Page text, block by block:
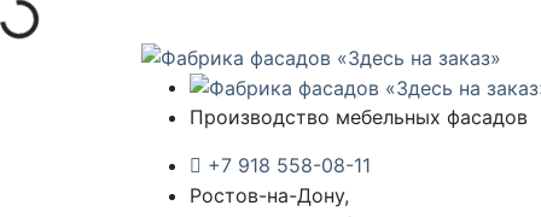
Производство мебельных фасадов
+7 918 558-08-11
Ростов-на-Дону,